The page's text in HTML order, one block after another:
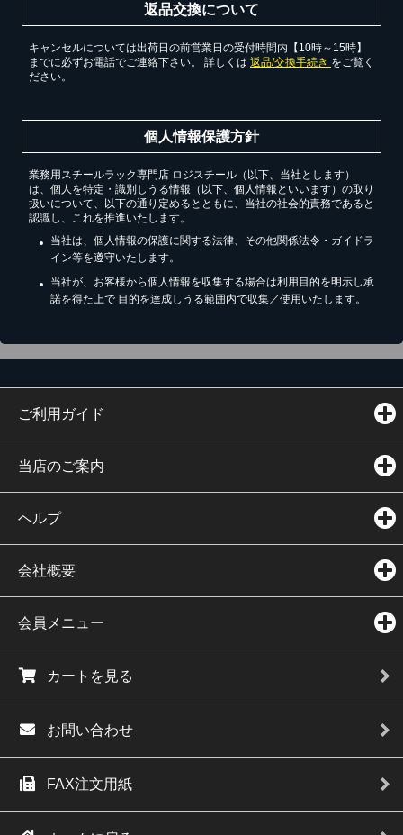
返品交換について
キャンセルについては出荷日の前営業日の受付時間内【10時～15時】
までに必ずお電話でご連絡下さい。 詳しくは 返品/交換手続き をご覧く
ださい。
個人情報保護方針
業務用スチールラック専門店 ロジスチール（以下、当社とします）
は、個人を特定・識別しうる情報（以下、個人情報といいます）の取り
扱いについて、以下の通り定めるとともに、当社の社会的責務であると
認識し、これを推進いたします。
当社は、個人情報の保護に関する法律、その他関係法令・ガイドラ
イン等を遵守いたします。
当社が、お客様から個人情報を収集する場合は利用目的を明示し承
諾を得た上で 目的を達成しうる範囲内で収集／使用いたします。
ご利用ガイド
当店のご案内
ヘルプ
会社概要
会員メニュー
カートを見る
お問い合わせ
FAX注文用紙